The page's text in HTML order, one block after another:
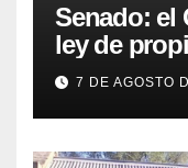
Senado: el
ley de
tuvo que
7 DE AGOSTO